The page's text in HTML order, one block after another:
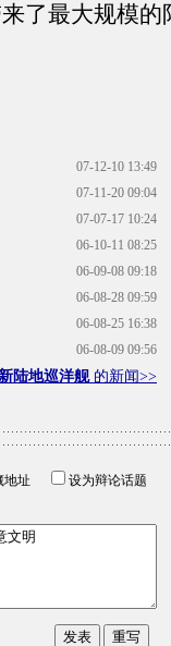
了最大规模的
07-12-10 13:49
07-11-20 09:04
07-07-17 10:24
06-10-11 08:25
06-09-08 09:18
06-08-28 09:59
06-08-25 16:38
06-08-09 09:56
陆地巡洋舰的新闻>>
地址
设为辩论话题